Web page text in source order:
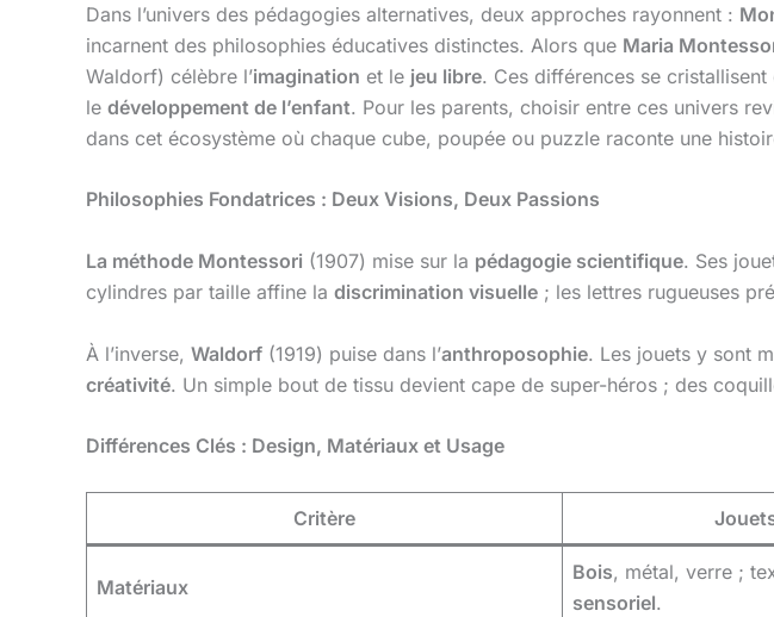
Dans l’univers des pédagogies alternatives, deux approches rayonnent :
incarnent des philosophies éducatives distinctes. Alors que Maria
Waldorf) célèbre l’imagination et le jeu libre. Ces différences se
le développement de l’enfant. Pour les parents, choisir entre ces univers
dans cet écosystème où chaque cube, poupée ou puzzle raconte une
Philosophies Fondatrices : Deux Visions, Deux Passions
La méthode Montessori (1907) mise sur la pédagogie scientifique. Ses
cylindres par taille affine la discrimination visuelle ; les lettres rugueuses
À l’inverse, Waldorf (1919) puise dans l’anthroposophie. Les jouets y sont
créativité. Un simple bout de tissu devient cape de super-héros ; des
Différences Clés : Design, Matériaux et Usage
Critère
Matériaux
Bois, métal, verre ;
sensoriel.